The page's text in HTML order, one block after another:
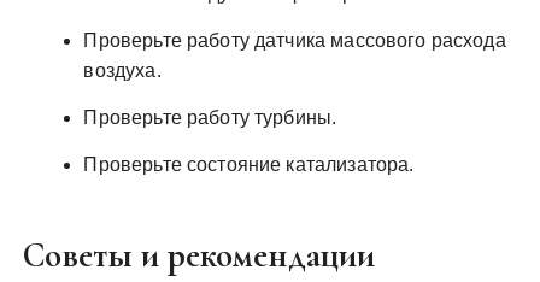
Проверьте работу датчика массового расхода
воздуха.
Проверьте работу турбины.
Проверьте состояние катализатора.
Советы и рекомендации